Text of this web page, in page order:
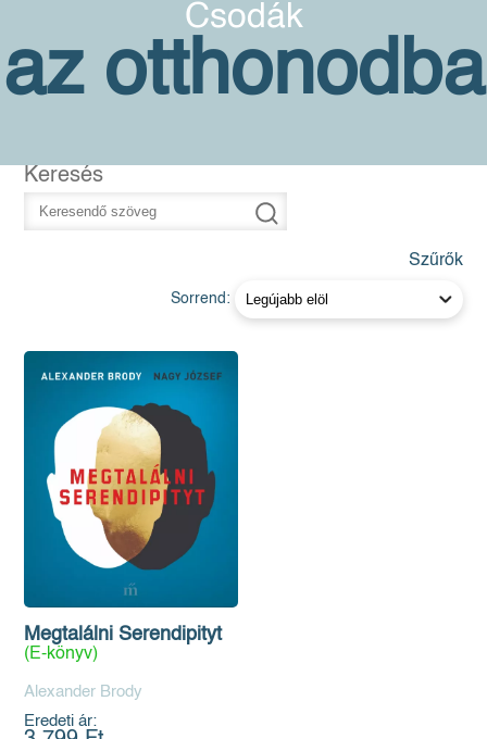
Csodák
az otthonodba
Keresés
Szűrők
Sorrend:
Megtalálni Serendipityt
(E-könyv)
Alexander Brody
Eredeti ár: